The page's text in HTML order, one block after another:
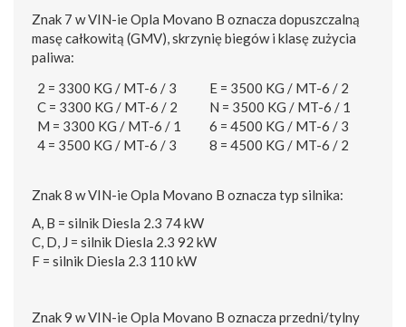
Znak 7 w VIN-ie Opla Movano B oznacza dopuszczalną
masę całkowitą (GMV), skrzynię biegów i klasę zużycia
paliwa:
2 = 3300 KG / MT-6 / 3
C = 3300 KG / MT-6 / 2
M = 3300 KG / MT-6 / 1
4 = 3500 KG / MT-6 / 3
E = 3500 KG / MT-6 / 2
N = 3500 KG / MT-6 / 1
6 = 4500 KG / MT-6 / 3
8 = 4500 KG / MT-6 / 2
Znak 8 w VIN-ie Opla Movano B oznacza typ silnika:
A, B = silnik Diesla 2.3 74 kW
C, D, J = silnik Diesla 2.3 92 kW
F = silnik Diesla 2.3 110 kW
Znak 9 w VIN-ie Opla Movano B oznacza przedni/tylny